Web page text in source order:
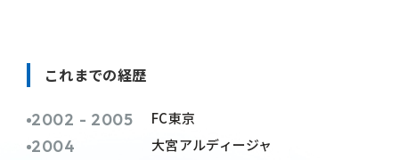
これまでの経歴
2002 - 2005 FC東京
2004 大宮アルディージャ